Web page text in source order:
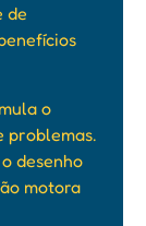
de
o
problemas.
desenho
motora